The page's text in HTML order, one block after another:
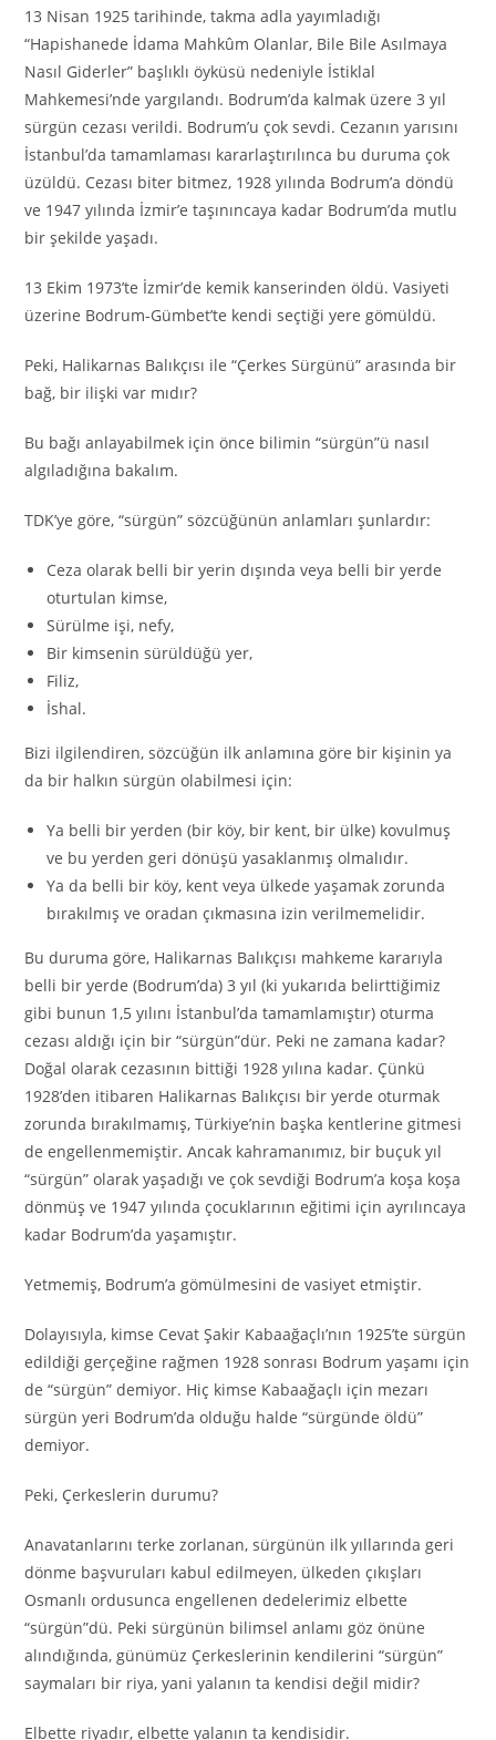
13 Nisan 1925 tarihinde, takma adla yayımladığı
“Hapishanede İdama Mahkûm Olanlar, Bile Bile Asılmaya
Nasıl Giderler” başlıklı öyküsü nedeniyle İstiklal
Mahkemesi’nde yargılandı. Bodrum’da kalmak üzere 3 yıl
sürgün cezası verildi. Bodrum’u çok sevdi. Cezanın yarısını
İstanbul’da tamamlaması kararlaştırılınca bu duruma çok
üzüldü. Cezası biter bitmez, 1928 yılında Bodrum’a döndü
ve 1947 yılında İzmir’e taşınıncaya kadar Bodrum’da mutlu
bir şekilde yaşadı.
13 Ekim 1973’te İzmir’de kemik kanserinden öldü. Vasiyeti
üzerine Bodrum-Gümbet’te kendi seçtiği yere gömüldü.
Peki, Halikarnas Balıkçısı ile “Çerkes Sürgünü” arasında bir
bağ, bir ilişki var mıdır?
Bu bağı anlayabilmek için önce bilimin “sürgün”ü nasıl
algıladığına bakalım.
TDK’ye göre, “sürgün” sözcüğünün anlamları şunlardır:
Ceza olarak belli bir yerin dışında veya belli bir yerde
oturtulan kimse,
Sürülme işi, nefy,
Bir kimsenin sürüldüğü yer,
Filiz,
İshal.
Bizi ilgilendiren, sözcüğün ilk anlamına göre bir kişinin ya
da bir halkın sürgün olabilmesi için:
Ya belli bir yerden (bir köy, bir kent, bir ülke) kovulmuş
ve bu yerden geri dönüşü yasaklanmış olmalıdır.
Ya da belli bir köy, kent veya ülkede yaşamak zorunda
bırakılmış ve oradan çıkmasına izin verilmemelidir.
Bu duruma göre, Halikarnas Balıkçısı mahkeme kararıyla
belli bir yerde (Bodrum’da) 3 yıl (ki yukarıda belirttiğimiz
gibi bunun 1,5 yılını İstanbul’da tamamlamıştır) oturma
cezası aldığı için bir “sürgün”dür. Peki ne zamana kadar?
Doğal olarak cezasının bittiği 1928 yılına kadar. Çünkü
1928’den itibaren Halikarnas Balıkçısı bir yerde oturmak
zorunda bırakılmamış, Türkiye’nin başka kentlerine gitmesi
de engellenmemiştir. Ancak kahramanımız, bir buçuk yıl
“sürgün” olarak yaşadığı ve çok sevdiği Bodrum’a koşa koşa
dönmüş ve 1947 yılında çocuklarının eğitimi için ayrılıncaya
kadar Bodrum’da yaşamıştır.
Yetmemiş, Bodrum’a gömülmesini de vasiyet etmiştir.
Dolayısıyla, kimse Cevat Şakir Kabaağaçlı’nın 1925’te sürgün
edildiği gerçeğine rağmen 1928 sonrası Bodrum yaşamı için
de “sürgün” demiyor. Hiç kimse Kabaağaçlı için mezarı
sürgün yeri Bodrum’da olduğu halde “sürgünde öldü”
demiyor.
Peki, Çerkeslerin durumu?
Anavatanlarını terke zorlanan, sürgünün ilk yıllarında geri
dönme başvuruları kabul edilmeyen, ülkeden çıkışları
Osmanlı ordusunca engellenen dedelerimiz elbette
“sürgün”dü. Peki sürgünün bilimsel anlamı göz önüne
alındığında, günümüz Çerkeslerinin kendilerini “sürgün”
saymaları bir riya, yani yalanın ta kendisi değil midir?
Elbette riyadır, elbette yalanın ta kendisidir.